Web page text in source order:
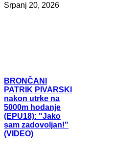
Srpanj 20, 2026
BRONČANI
PATRIK PIVARSKI
nakon utrke na
5000m hodanje
(EPU18): "Jako
sam zadovoljan!"
(VIDEO)